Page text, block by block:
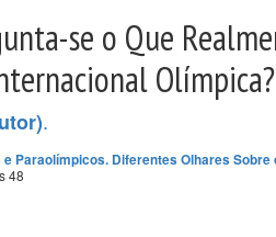
se o Que
Olímpica?
.
Paraolímpicos. Diferentes Olhares Sobre
48